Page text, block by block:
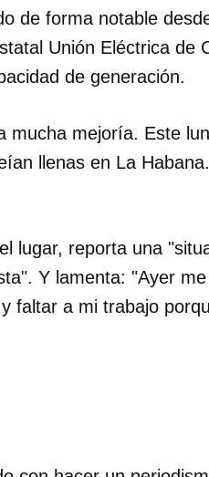
de forma notable
Unión Eléctrica de
de generación.
mucha mejoría. Este
llenas en La
lugar, reporta una
Y lamenta: "Ayer
faltar a mi trabajo